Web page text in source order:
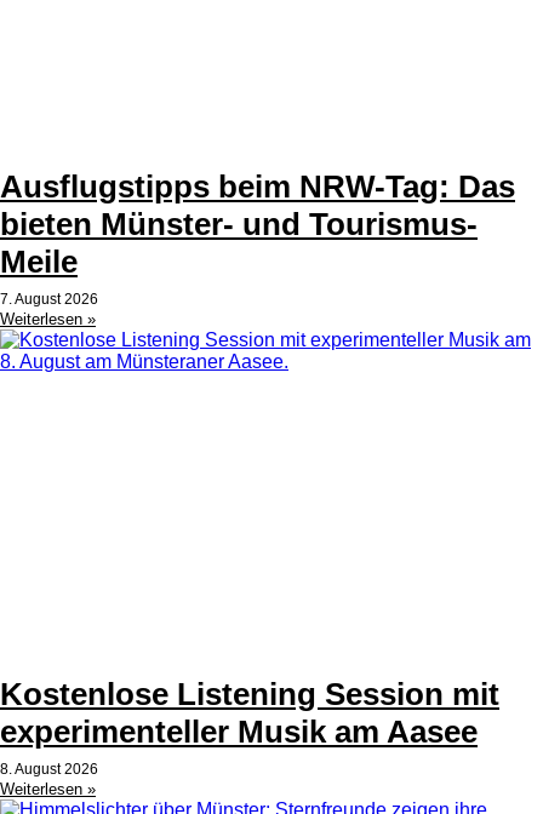
Ausflugstipps beim NRW-Tag: Das
bieten Münster- und Tourismus-
Meile
7. August 2026
Weiterlesen »
Kostenlose Listening Session mit
experimenteller Musik am Aasee
8. August 2026
Weiterlesen »